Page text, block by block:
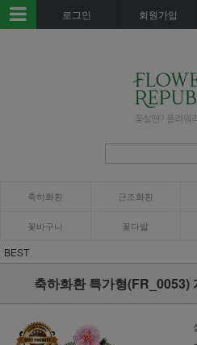
로그인 회원가입
축하화환 근조화환
꽃바구니 꽃다발
BEST
축하화환 특가형(FR_0053)